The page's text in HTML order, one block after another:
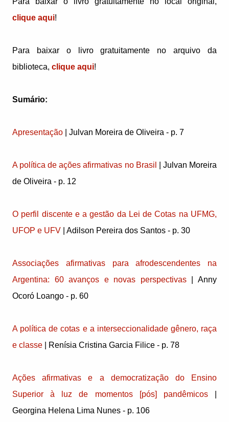
clique aqui!
Para baixar o livro gratuitamente no arquivo da
biblioteca, clique aqui!
Sumário:
Apresentação | Julvan Moreira de Oliveira - p. 7
A política de ações afirmativas no Brasil
| Julvan Moreira
de Oliveira - p. 12
O perfil discente e a gestão da Lei de Cotas na UFMG,
UFOP e UFV | Adilson Pereira dos Santos - p. 30
Associações afirmativas para afrodescendentes na
Argentina: 60 avanços e novas perspectivas| Anny
Ocoró Loango - p. 60
A política de cotas e a interseccionalidade gênero, raça
e classe | Renísia Cristina Garcia Filice - p. 78
Ações afirmativas e a democratização do Ensino
Superior à luz de momentos [pós] pandêmicos|
Georgina Helena Lima Nunes - p. 106